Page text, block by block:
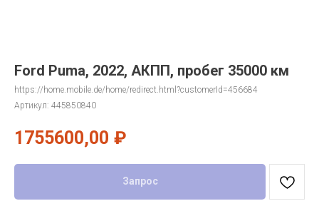
Ford Puma, 2022, АКПП, пробег 35000 км
https://home.mobile.de/home/redirect.html?customerId=456684
Артикул: 445850840
1755600,00 ₽
Запрос